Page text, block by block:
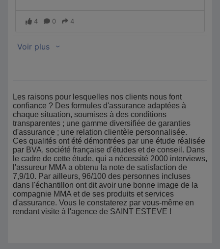
Les raisons pour lesquelles nos clients nous font
confiance ? Des formules d'assurance adaptées à
chaque situation, soumises à des conditions
transparentes ; une gamme diversifiée de garanties
d'assurance ; une relation clientèle personnalisée.
Ces qualités ont été démontrées par une étude réalisée
par BVA, société française d'études et de conseil. Dans
le cadre de cette étude, qui a nécessité 2000 interviews,
l'assureur MMA a obtenu la note de satisfaction de
7,9/10. Par ailleurs, 96/100 des personnes incluses
dans l'échantillon ont dit avoir une bonne image de la
compagnie MMA et de ses produits et services
d'assurance. Vous le constaterez par vous-même en
rendant visite à l'agence de SAINT ESTEVE !